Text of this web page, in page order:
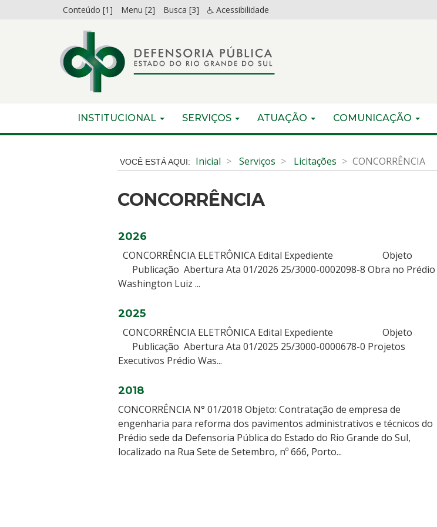
para
Conteúdo [1] Menu [2] Busca [3] Acessibilidade
do
menu
INICIAL
INSTITUCIONAL SERVIÇOS ATUAÇÃO COMUNICAÇÃO
Inicial Serviços Licitações CONCORRÊNCIA
CONCORRÊNCIA
2026
CONCORRÊNCIA ELETRÔNICA Edital Expediente Objeto
Publicação Abertura Ata 01/2026 25/3000-0002098-8 Obra no Prédio
Washington Luiz ...
2025
CONCORRÊNCIA ELETRÔNICA Edital Expediente Objeto
Publicação Abertura Ata 01/2025 25/3000-0000678-0 Projetos
Executivos Prédio Was...
2018
CONCORRÊNCIA N° 01/2018 Objeto: Contratação de empresa de
engenharia para reforma dos pavimentos administrativos e técnicos do
Prédio sede da Defensoria Pública do Estado do Rio Grande do Sul,
localizado na Rua Sete de Setembro, nº 666, Porto...